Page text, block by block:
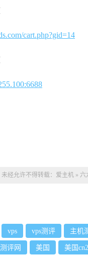
cart.php?gid=14
未经允许不得转载： 爱主机 » 六
vps vps测评 主机
评网 美国 美国cn2